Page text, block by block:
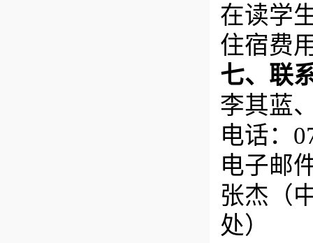
在读学
住宿费
七、联
李其蓝
电话：
电子邮
张杰（
处）